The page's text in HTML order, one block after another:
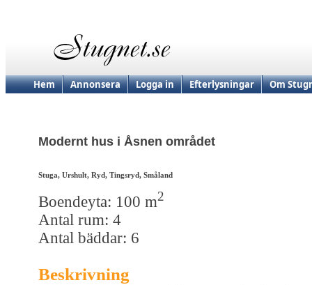
Hem Annonsera Logga in Efterlysningar Om
Modernt hus i Åsnen området
Stuga, Urshult, Ryd, Tingsryd, Småland
Boendeyta: 100 m2
Antal rum: 4
Antal bäddar: 6
Beskrivning